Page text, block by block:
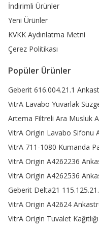
başlık çeşitleri de sunar.
Masajlı duş başlıklarında
uzun ömürlü bir kullanım
kullanılır.
vadeden ürünlerdir.
paneligibi seçenekler de
Kullanılan malzeme kadar
örneklerdir. Masajlı duş
yuvarlak, dikdörtgen gibi
yanında başlıkların
alternatifler sunar.Siyah
yıllarda popüler olan
ise klasik banyolarda
çıkış yönü için ayarlama
en üst seviyeye taşır.
incelemek için Enar Home
İndirimli Ürünler
Yeni Ürünler
KVKK Aydınlatma Metni
Çerez Politikası
Popüler Ürünler
Geberit 616.004.21.1
VitrA Lavabo Yuvarlak
Artema Filtreli Ara Musluk
VitrA Origin Lavabo Sifonu
VitrA 711-1080 Kumanda
VitrA Origin A4262236
VitrA Origin A4262536
Geberit Delta21
VitrA Origin A42624
VitrA Origin Tuvalet